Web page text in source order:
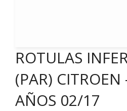
ROTULAS
(PAR) CITROEN
AÑOS 02/17